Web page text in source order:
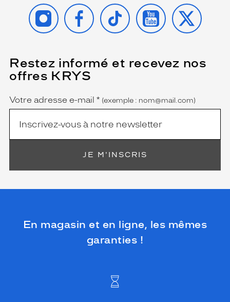
INSTAGRAMFACEBOOK
TIKTOK YOUTUBE
X
Restez informé et recevez nos
offres KRYS
Name
Votre adresse e-mail *
(Ce
champ
est
obligatoire)
(exemple : nom@mail.com)
JE M'INSCRIS
En magasin et en ligne, les mêmes
garanties !